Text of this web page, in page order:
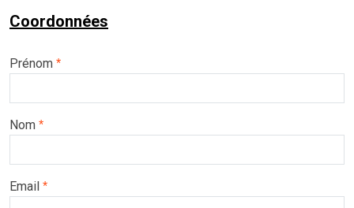
Coordonnées
Prénom *
Nom *
Email *